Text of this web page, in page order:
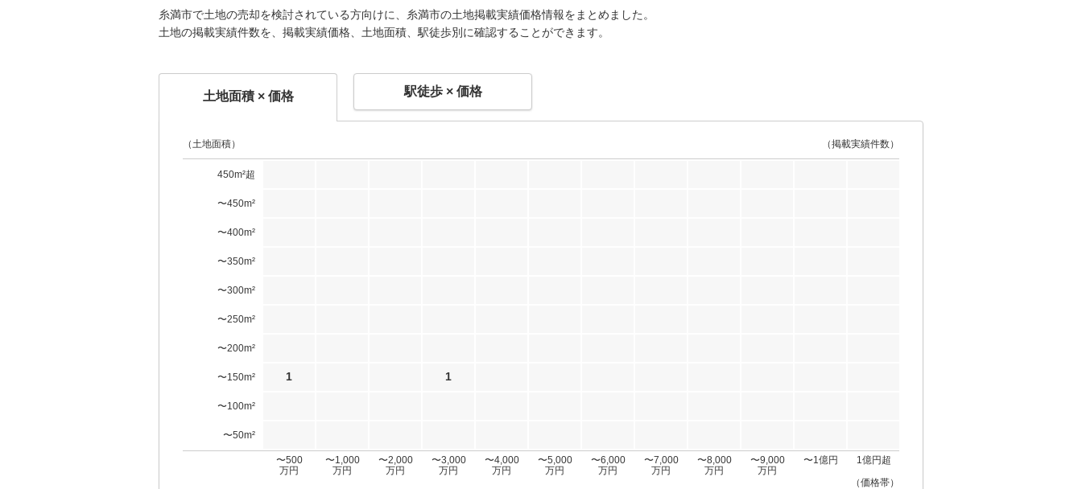
糸満市で土地の売却を検討されている方向けに、糸満市の土地掲載実績価格情報をまとめました。
土地の掲載実績件数を、掲載実績価格、土地面積、駅徒歩別に確認することができます。
土地面積 × 価格 駅徒歩 × 価格
（掲載実績件数）
（土地面積）
450m²超
〜450m²
〜400m²
〜350m²
〜300m²
〜250m²
〜200m²
〜150m²
〜100m²
〜50m²
1 1
〜500
万円
〜1,000
万円
〜2,000
万円
〜3,000
万円
〜4,000
万円
〜5,000
万円
〜6,000
万円
〜7,000
万円
〜8,000
万円
〜9,000
万円
〜1億円
1億円超
（価格帯）